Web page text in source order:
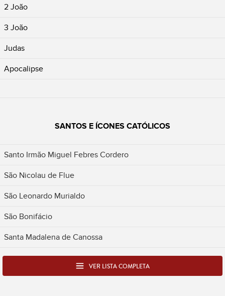
2 João
3 João
Judas
Apocalipse
SANTOS E ÍCONES CATÓLICOS
Santo Irmão Miguel Febres Cordero
São Nicolau de Flue
São Leonardo Murialdo
São Bonifácio
Santa Madalena de Canossa
VER LISTA COMPLETA